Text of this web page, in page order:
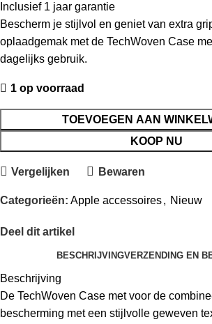
Inclusief 1 jaar garantie
Bescherm je stijlvol en geniet van extra
oplaadgemak met de TechWoven Case
dagelijks gebruik.
1 op voorraad
TOEVOEGEN AAN
KOOP NU
Vergelijken Bewaren
Categorieën: Apple accessoires, Nieuw
Deel dit artikel
BESCHRIJVINGVERZENDING EN
Beschrijving
De TechWoven Case met voor de
bescherming met een stijlvolle geweven